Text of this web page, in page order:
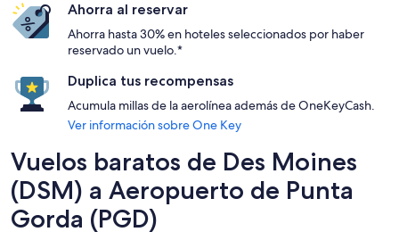
Ahorra al reservar
Ahorra hasta 30% en hoteles seleccionados por haber
reservado un vuelo.*
Duplica tus recompensas
Acumula millas de la aerolínea además de OneKeyCash.
Ver información sobre One Key
Vuelos baratos de Des Moines
(DSM) a Aeropuerto de Punta
Gorda (PGD)